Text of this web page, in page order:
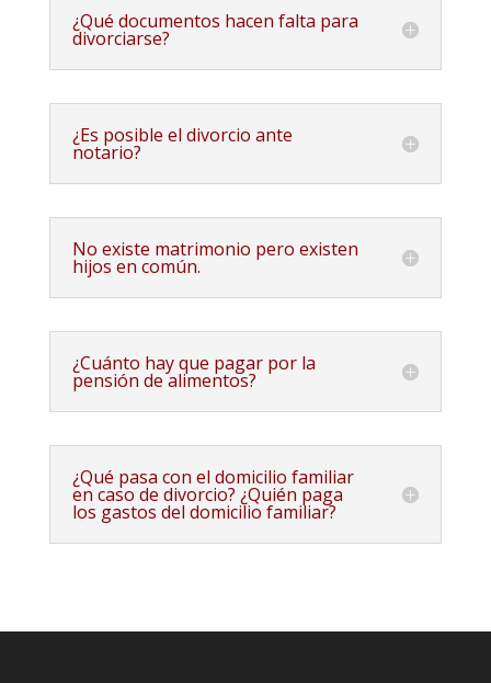
¿Qué documentos hacen falta para
divorciarse?
¿Es posible el divorcio ante
notario?
No existe matrimonio pero existen
hijos en común.
¿Cuánto hay que pagar por la
pensión de alimentos?
¿Qué pasa con el domicilio familiar
en caso de divorcio? ¿Quién paga
los gastos del domicilio familiar?